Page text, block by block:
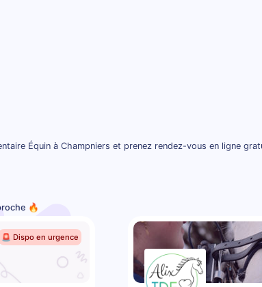
Équin à Champniers et prenez rendez-vous en ligne
🔥
🚨 Dispo en urgence